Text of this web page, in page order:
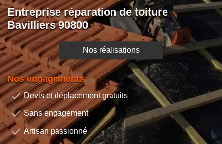
Entreprise réparation de toiture
Bavilliers 90800
Nos réalisations
Nos engagements
Devis et déplacement gratuits
Sans engagement
Artisan passionné